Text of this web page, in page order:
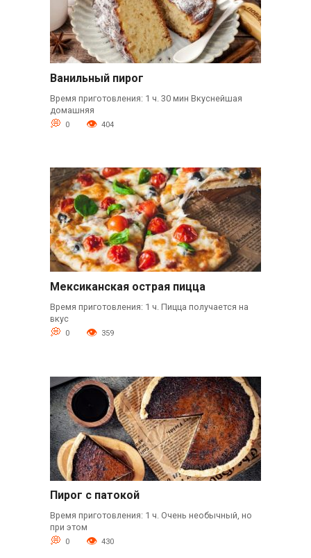
Ванильный пирог
Время приготовления: 1 ч. 30 мин Вкуснейшая
домашняя
0 404
Мексиканская острая пицца
Время приготовления: 1 ч. Пицца получается на
вкус
0 359
Пирог с патокой
Время приготовления: 1 ч. Очень необычный, но
при этом
0 430